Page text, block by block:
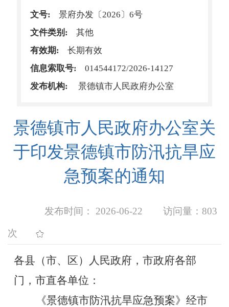
文号:
景府办发〔2026〕6号
文件类别:
其他
有效期:
长期有效
信息索取号:
014544172/2026-14127
发布机构:
景德镇市人民政府办公室
景德镇市人民政府办公室关
于印发景德镇市防汛抗旱应
急预案的通知
发布时间： 2026-06-22 访问量：803
次
各县（市、区）人民政府，市政府各部
门，市直各单位：
《景德镇市防汛抗旱应急预案》经市